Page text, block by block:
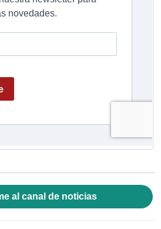
al canal de noticias